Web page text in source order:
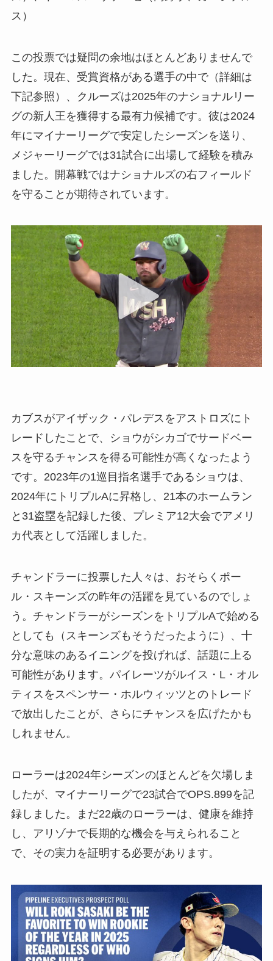
ス）
この投票では疑問の余地はほとんどありませんで
した。現在、受賞資格がある選手の中で（詳細は
下記参照）、クルーズは2025年のナショナルリー
グの新人王を獲得する最有力候補です。彼は2024
年にマイナーリーグで安定したシーズンを送り、
メジャーリーグでは31試合に出場して経験を積み
ました。開幕戦ではナショナルズの右フィールド
を守ることが期待されています。
カブスがアイザック・パレデスをアストロズにト
レードしたことで、ショウがシカゴでサードベー
スを守るチャンスを得る可能性が高くなったよう
です。2023年の1巡目指名選手であるショウは、
2024年にトリプルAに昇格し、21本のホームラン
と31盗塁を記録した後、プレミア12大会でアメリ
カ代表として活躍しました。
チャンドラーに投票した人々は、おそらくポー
ル・スキーンズの昨年の活躍を見ているのでしょ
う。チャンドラーがシーズンをトリプルAで始める
としても（スキーンズもそうだったように）、十
分な意味のあるイニングを投げれば、話題に上る
可能性があります。パイレーツがルイス・L・オル
ティスをスペンサー・ホルウィッツとのトレード
で放出したことが、さらにチャンスを広げたかも
しれません。
ローラーは2024年シーズンのほとんどを欠場しま
したが、マイナーリーグで23試合でOPS.899を記
録しました。まだ22歳のローラーは、健康を維持
し、アリゾナで長期的な機会を与えられること
で、その実力を証明する必要があります。